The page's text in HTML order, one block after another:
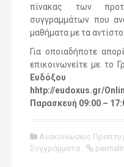
πίνακας των
συγγραμμάτων που
μαθήματα με τα
Για οποιαδήποτε
επικοινωνείτε με το
Ευδόξου
hhtp://eudoxus.gr/
Παρασκευή 09:00 –
Ανακοινώσεις
Συγγράμματα